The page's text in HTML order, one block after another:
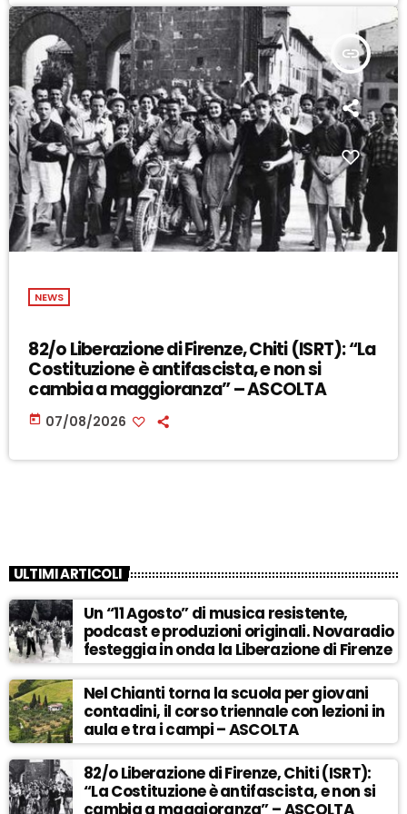
insert_link
NEWS
82/o Liberazione di Firenze, Chiti (ISRT): “La
Costituzione è antifascista, e non si
cambia a maggioranza” – ASCOLTA
today 07/08/2026
ULTIMI ARTICOLI
Un “11 Agosto” di musica resistente,
podcast e produzioni originali. Novaradio
festeggia in onda la Liberazione di Firenze
Nel Chianti torna la scuola per giovani
contadini, il corso triennale con lezioni in
aula e tra i campi – ASCOLTA
82/o Liberazione di Firenze, Chiti (ISRT):
“La Costituzione è antifascista, e non si
cambia a maggioranza” – ASCOLTA